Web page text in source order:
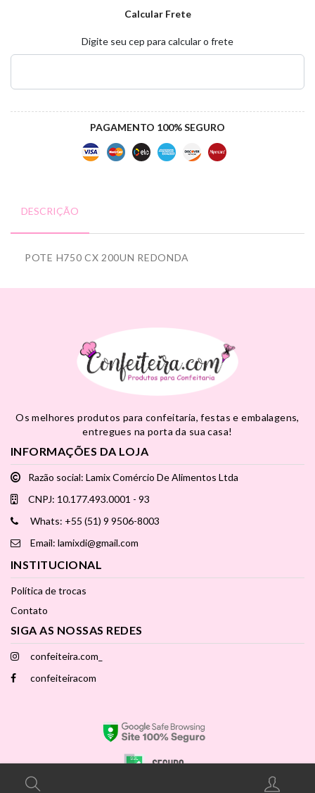
Calcular Frete
Digite seu cep para calcular o frete
PAGAMENTO 100% SEGURO
DESCRIÇÃO
POTE H750 CX 200UN REDONDA
Os melhores produtos para confeitaria, festas e embalagens,
entregues na porta da sua casa!
INFORMAÇÕES DA LOJA
Razão social: Lamix Comércio De Alimentos Ltda
CNPJ: 10.177.493.0001 - 93
Whats: +55 (51) 9 9506-8003
Email: lamixdi@gmail.com
INSTITUCIONAL
Política de trocas
Contato
SIGA AS NOSSAS REDES
confeiteira.com_
confeiteiracom